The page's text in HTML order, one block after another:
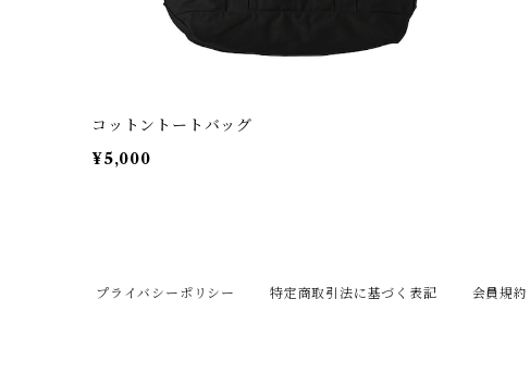
コットントートバッグ
¥5,000
プライバシーポリシー 特定商取引法に基づく表記 会員規約